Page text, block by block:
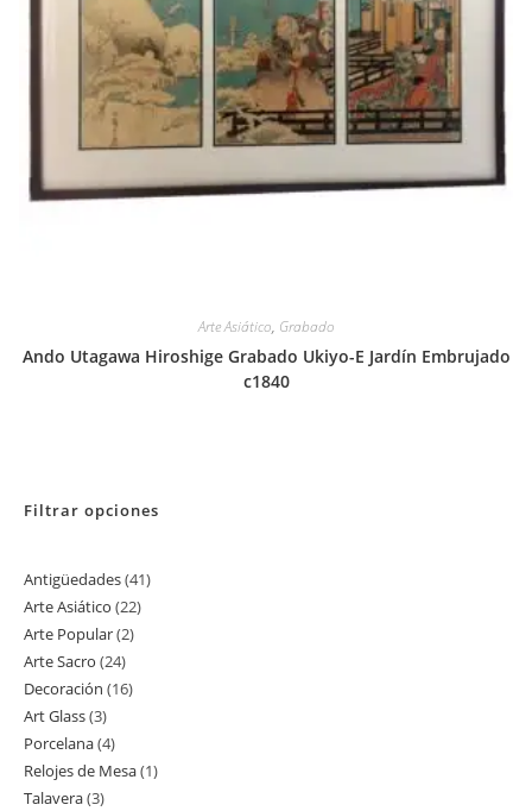
Arte Asiático, Grabado
Ando Utagawa Hiroshige Grabado Ukiyo-E Jardín Embrujado
c1840
Filtrar opciones
Antigüedades 4141
Arte Asiático 2222
Arte Popular 22
Arte Sacro 2424
productos
Decoración 1616
Art Glass 33
productos
Porcelana 44
productos
Relojes de Mesa 11
Talavera 33